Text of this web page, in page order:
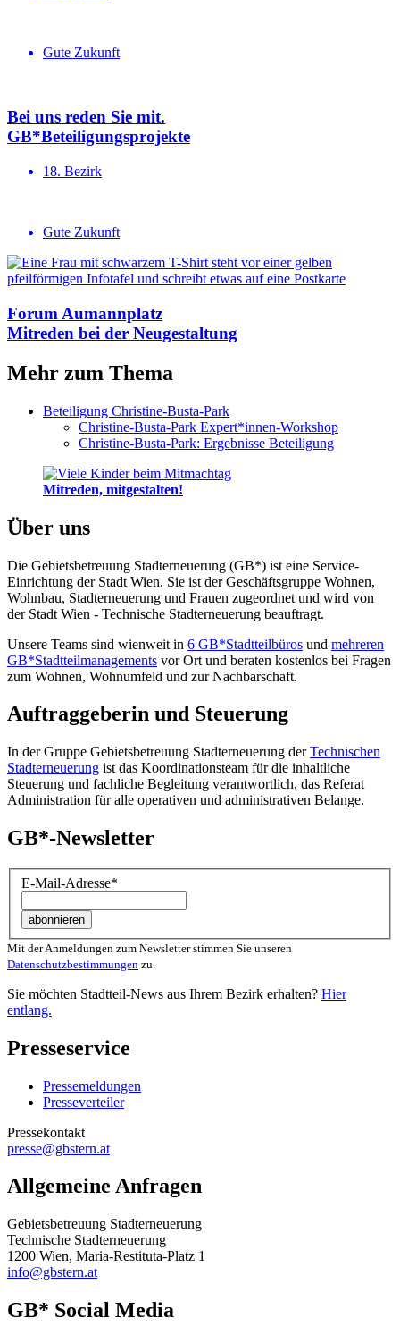
Gute Zukunft
Bei uns reden Sie mit.
GB*Betei­li­gungs­projekte
18. Bezirk
Gute Zukunft
Forum Aumannplatz
Mitreden bei der Neugestaltung
Mehr zum Thema
Beteiligung Christine-Busta-Park
Christine-Busta-Park Expert*innen-Workshop
Christine-Busta-Park: Ergebnisse Beteiligung
Mitreden, mitgestalten!
Über uns
Die Gebietsbetreuung Stadterneuerung (GB*) ist eine Service-
Einrichtung der Stadt Wien. Sie ist der Geschäfts­gruppe Wohnen,
Wohnbau, Stadt­erneuerung und Frauen zugeordnet und wird von
der Stadt Wien - Technische Stadterneuerung beauftragt.
Unsere Teams sind wienweit in 6 GB*Stadtteilbüros und mehreren
GB*Stadtteilmanagements vor Ort und beraten kostenlos bei Fragen
zum Wohnen, Wohnumfeld und zur Nachbarschaft.
Auftraggeberin und Steuerung
In der Gruppe Gebietsbetreuung Stadterneuerung derTechnischen
Stadterneuerung ist das Koordinationsteam für die inhaltliche
Steuerung und fachliche Begleitung verantwortlich, das Referat
Administration für alle operativen und administrativen Belange.
GB*-Newsletter
E-Mail-Adresse*
Mit der Anmeldungen zum Newsletter stimmen Sie unseren
Datenschutzbestimmungen zu.
Sie möchten Stadtteil-News aus Ihrem Bezirk erhalten? Hier
entlang.
Presseservice
Pressemeldungen
Presseverteiler
Pressekontakt
presse@gbstern.at
Allgemeine Anfragen
Gebietsbetreuung Stadterneuerung
Technische Stadterneuerung
1200 Wien, Maria-Restituta-Platz 1
info@gbstern.at
GB* Social Media